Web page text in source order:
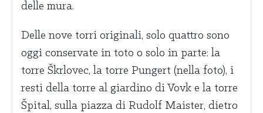
delle mura.
Delle nove torri originali, solo quattro sono
oggi conservate in toto o solo in parte: la
torre Škrlovec, la torre Pungert (nella foto), i
resti della torre al giardino di Vovk e la torre
Špital, sulla piazza di Rudolf Maister, dietro